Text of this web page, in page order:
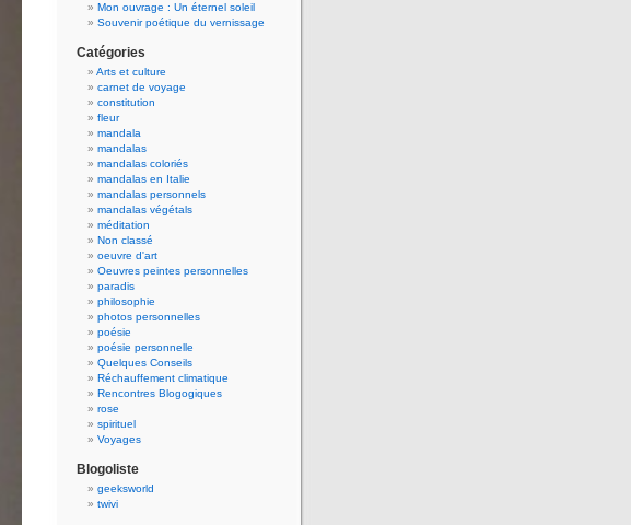
Mon ouvrage : Un éternel soleil
Souvenir poétique du vernissage
Catégories
Arts et culture
carnet de voyage
constitution
fleur
mandala
mandalas
mandalas coloriés
mandalas en Italie
mandalas personnels
mandalas végétals
méditation
Non classé
oeuvre d'art
Oeuvres peintes personnelles
paradis
philosophie
photos personnelles
poésie
poésie personnelle
Quelques Conseils
Réchauffement climatique
Rencontres Blogogiques
rose
spirituel
Voyages
Blogoliste
geeksworld
twivi